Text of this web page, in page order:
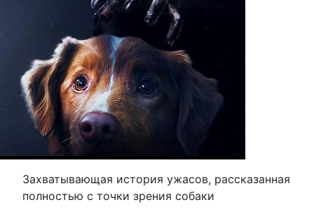
Захватывающая история ужасов, рассказанная
полностью с точки зрения собаки